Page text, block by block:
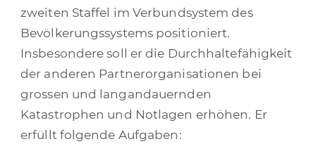
zweiten Staffel im Verbundsystem des
Bevölkerungssystems positioniert.
Insbesondere soll er die Durchhaltefähigkeit
der anderen Partnerorganisationen bei
grossen und langandauernden
Katastrophen und Notlagen erhöhen. Er
erfüllt folgende Aufgaben: